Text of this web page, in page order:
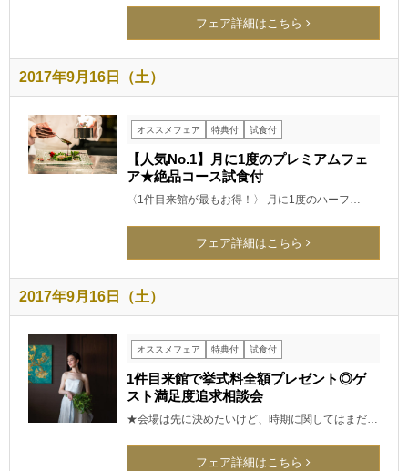
フェア詳細はこちら
2017年9月16日（土）
オススメフェア 特典付 試食付
【人気No.1】月に1度のプレミアムフェ
ア★絶品コース試食付
〈1件目来館が最もお得！〉 月に1度のハーフ…
フェア詳細はこちら
2017年9月16日（土）
オススメフェア 特典付 試食付
1件目来館で挙式料全額プレゼント◎ゲ
スト満足度追求相談会
★会場は先に決めたいけど、時期に関してはまだ…
フェア詳細はこちら